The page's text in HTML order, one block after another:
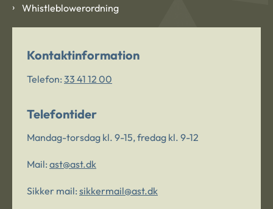
Whistleblowerordning
Kontaktinformation
Telefon: 33 41 12 00
Telefontider
Mandag-torsdag kl. 9-15, fredag kl. 9-12
Mail: ast@ast.dk
Sikker mail: sikkermail@ast.dk